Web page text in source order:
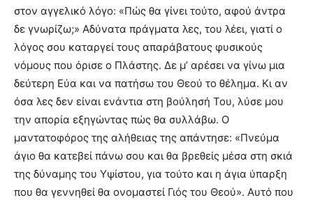
στον αγγελικό λόγο: «Πώς θα γίνει τούτο, αφού άντρα
δε γνωρίζω;» Αδύνατα πράγματα λες, του λέει, γιατί ο
λόγος σου καταργεί τους απαράβατους φυσικούς
νόμους που όρισε ο Πλάστης. Δε μ’ αρέσει να γίνω μια
δεύτερη Εύα και να πατήσω του Θεού το θέλημα. Κι αν
όσα λες δεν είναι ενάντια στη βούλησή Του, λύσε μου
την απορία εξηγώντας πώς θα συλλάβω. Ο
μαντατοφόρος της αλήθειας της απάντησε: «Πνεύμα
άγιο θα κατεβεί πάνω σου και θα βρεθείς μέσα στη σκιά
της δύναμης του Υψίστου, για τούτο και η άγια ύπαρξη
που θα γεννηθεί θα ονομαστεί Γιός του Θεού». Αυτό που